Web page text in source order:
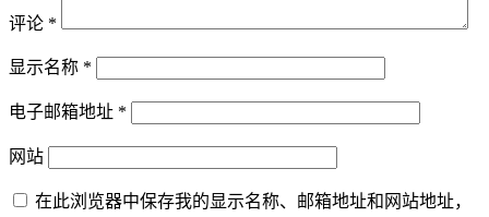
评论 *
显示名称 *
电子邮箱地址 *
网站
在此浏览器中保存我的显示名称、邮箱地址和网站地址，